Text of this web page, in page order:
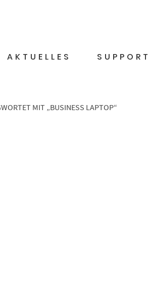
AKTUELLES SUPPORT
MIT „BUSINESS LAPTOP“